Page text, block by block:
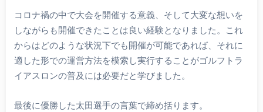
コロナ禍の中で大会を開催する意義、そして大変な想いを
しながらも開催できたことは良い経験となりました。これ
からはどのような状況下でも開催が可能であれば、それに
適した形での運営方法を模索し実行することがゴルフトラ
イアスロンの普及には必要だと学びました。
最後に優勝した太田選手の言葉で締め括ります。